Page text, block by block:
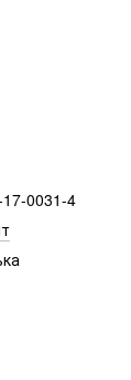
0031-4